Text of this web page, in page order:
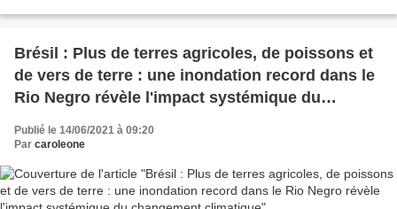
Brésil : Plus de terres agricoles, de poissons et
de vers de terre : une inondation record dans le
Rio Negro révèle l'impact systémique du
Publié le 14/06/2021 à 09:20
Par caroleone